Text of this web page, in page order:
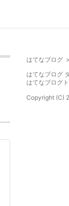
はてなブログ >
はてなブログ
はてなブログ
Copyright (C)